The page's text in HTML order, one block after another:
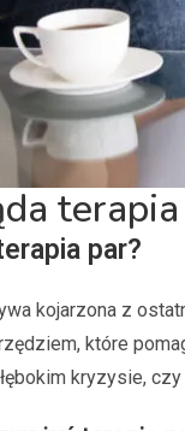
par?
kojarzona z
które
kryzysie,